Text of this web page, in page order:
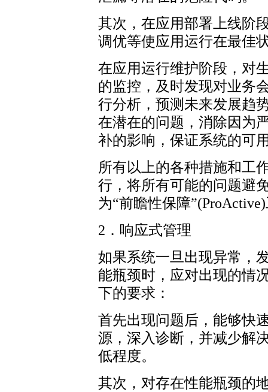
其次，在应用部署上线阶
调优等使应用运行在最佳
在应用运行维护阶段，对
的监控，及时发现对业务
行分析，预测未来发展趋
在潜在的问题，消除因为
补的影响，保证系统的可
所有以上的各种措施和工
行，将所有可能的问题避
为“前瞻性保障
2．响应式管理
如果系统一旦出现异常，
能瓶颈时，应对出现的情
下的要求：
首先出现问题后，能够快
源，深入诊断，并减少解
低程度。
其次，对存在性能瓶颈的